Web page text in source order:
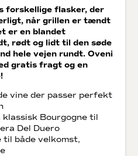
forskellige flasker, der
når grillen er tændt
er en blandet
rødt og lidt til den søde
hele vejen rundt. Oveni
gratis fragt og en
vine der passer perfekt
Bourgogne til
Del Duero
til både velkomst,